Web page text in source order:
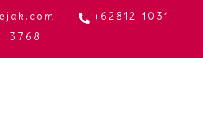
+62812-1031-
3768